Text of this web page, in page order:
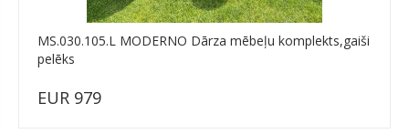
MS.030.105.L MODERNO Dārza mēbeļu komplekts,gaiši
pelēks
EUR 979